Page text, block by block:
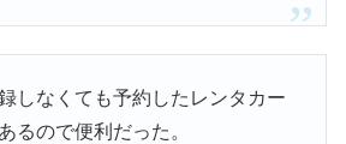
しなくても予約したレンタカー
るので便利だった。